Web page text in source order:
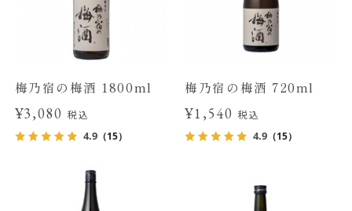
梅乃宿の梅酒 1800ml
¥3,080税込
4.9（15）
梅乃宿の梅酒 720ml
¥1,540 税込
4.9 （15）